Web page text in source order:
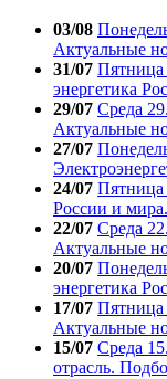
03/08
Актуальные
31/07 Пятница
энергетика
29/07 Среда
Актуальные
27/07
24/07 Пятница
России и
22/07 Среда
Актуальные
20/07
энергетика
17/07 Пятница
Актуальные
15/07 Среда
отрасль.